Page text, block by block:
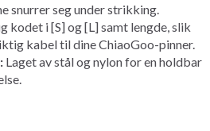
snurrer seg under strikking.
kodet i [S] og [L] samt lengde, slik
kabel til dine ChiaoGoo-pinner.
Laget av stål og nylon for en holdbar